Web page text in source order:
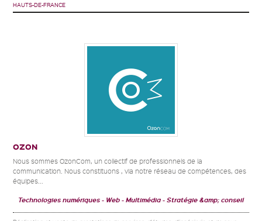
HAUTS-DE-FRANCE
OZON
Nous sommes OzonCom, un collectif de professionnels de la
communication. Nous constituons , via notre réseau de compétences, des
équipes...
Technologies numériques Web - Multimédia Stratégie &amp; conseil